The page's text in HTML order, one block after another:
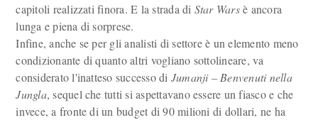
capitoli realizzati finora. E la strada di Star Warsè ancora
lunga e piena di sorprese.
Infine, anche se per gli analisti di settore è un elemento meno
condizionante di quanto altri vogliano sottolineare, va
considerato l'inatteso successo di Jumanji – Benvenuti nella
Jungla, sequel che tutti si aspettavano essere un fiasco e che
invece, a fronte di un budget di 90 milioni di dollari, ne ha